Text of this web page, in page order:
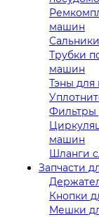
машин
Трубки
машин
Тэны
Фильтры
машин
Шланги
Запчасти
Кнопки
Мешки